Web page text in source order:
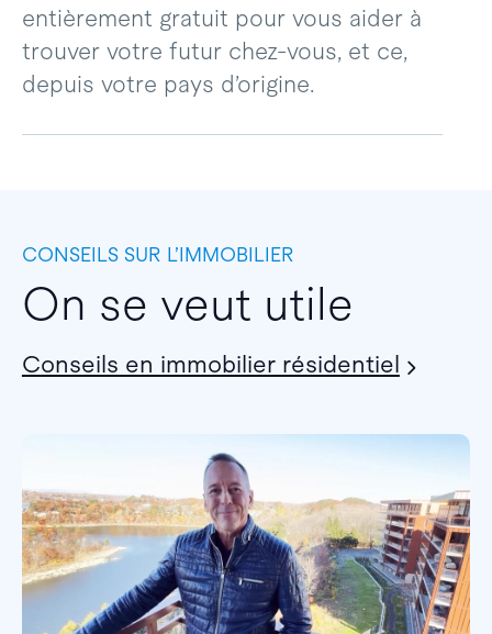
entièrement gratuit pour vous aider à
trouver votre futur chez-vous, et ce,
depuis votre pays d’origine.
CONSEILS SUR L’IMMOBILIER
On se veut utile
Conseils en immobilier résidentiel